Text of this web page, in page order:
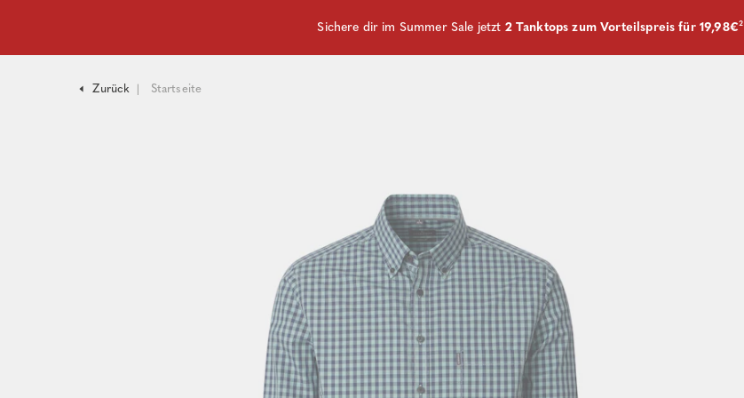
Sichere dir im Summer Sale jetzt 2 Tanktops zum Vorteilspreis für 19,98€²
Zurück Startseite